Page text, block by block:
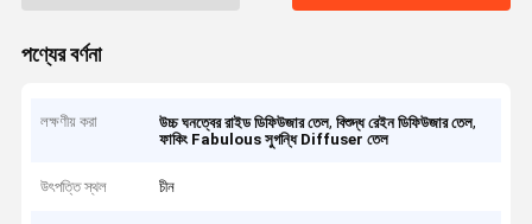
পণ্যের বর্ণনা
লক্ষণীয় করা উচ্চ ঘনত্বের রাইড ডিফিউজার তেল,বিশুদ্ধ রেইন ডিফিউজার তেল,
ফাকিং Fabulous সুগন্ধি Diffuser তেল
উৎপত্তি স্থল চীন